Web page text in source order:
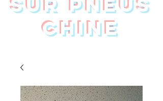
sur pneus
Chine